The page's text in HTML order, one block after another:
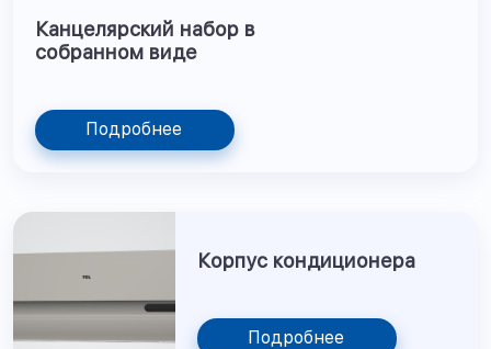
Канцелярский набор в
собранном виде
Подробнее
Корпус кондиционера
Подробнее